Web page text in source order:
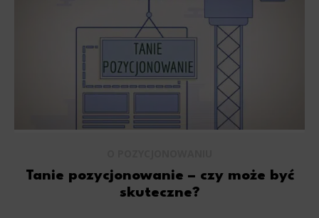
Marketing
Scope responsible for displaying personalized ads that may be of interest to the user based on browsing
party files that, in conjunction with files installed while browsing other websites, profile the user,
retargeting content deemed most appropriate.
Tanie pozycjonowanie – czy może być
skuteczne?